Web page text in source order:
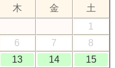
木 金
土
1
6 7
8
13 14
15